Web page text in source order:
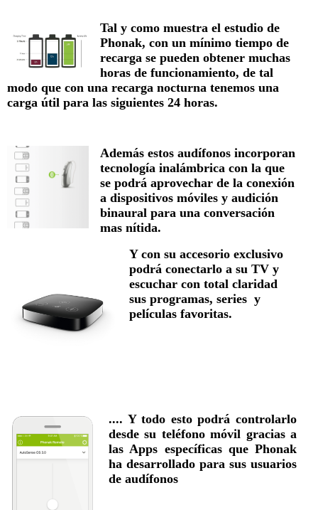
Tal y como muestra el estudio de
Phonak, con un mínimo tiempo de
recarga se pueden obtener muchas
horas de funcionamiento, de tal
modo que con una recarga nocturna tenemos una
carga útil para las siguientes 24 horas.
Además estos audífonos incorporan
tecnología inalámbrica con la que
se podrá aprovechar de la conexión
a dispositivos móviles y audición
binaural para una conversación
mas nítida.
Y con su accesorio exclusivo
podrá conectarlo a su TV y
escuchar con total claridad
sus programas, series y
películas favoritas.
.... Y todo esto podrá controlarlo
desde su teléfono móvil gracias a
las Apps específicas que Phonak
ha desarrollado para sus usuarios
de audífonos